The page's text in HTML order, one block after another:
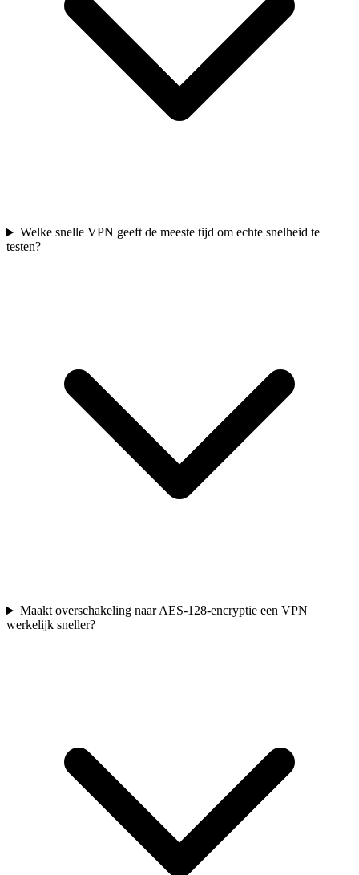
Welke snelle VPN geeft de meeste tijd om echte snelheid te
testen?
Maakt overschakeling naar AES-128-encryptie een VPN
werkelijk sneller?